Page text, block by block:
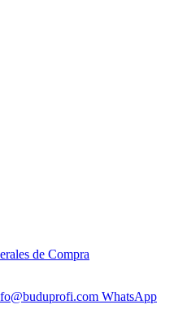
de Compra
WhatsApp